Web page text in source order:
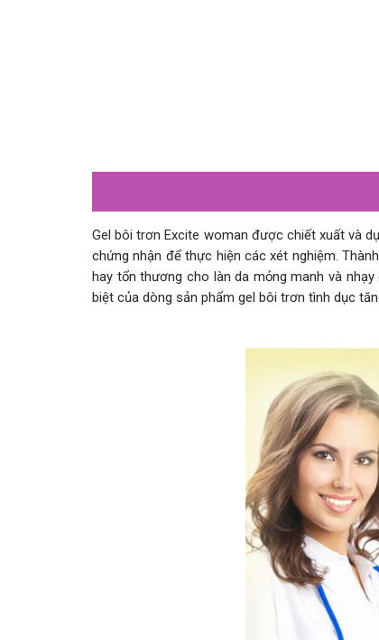
Gel bôi trơn Excite woman được chiết xuất và
chứng nhận để thực hiện các xét nghiệm.
hay tổn thương cho làn da mỏng manh và
biệt của dòng sản phẩm gel bôi trơn tình dục